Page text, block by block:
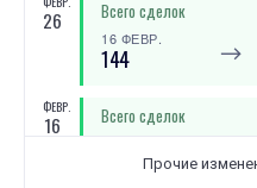
26 Всего сделок
16 ФЕВР.
144 ⟶
ФЕВР.
16 Всего сделок
⟶
Прочие